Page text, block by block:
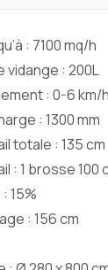
: 7100 mq/h
vidange : 200L
: 0-6 km/h
: 1300 mm
totale : 135 cm
: 1 brosse 100
15%
: 156 cm